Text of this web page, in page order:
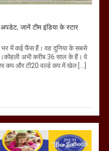
जानें टीम इंडिया के स्टार
भर में कई फैंस हैं। वह दुनिया के सबसे
अभी करीब 36 साल के हैं। वे
कप और टी20 वर्ल्ड कप में खेल […]